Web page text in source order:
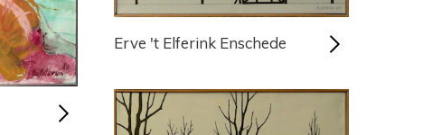
Erve 't Elferink Enschede